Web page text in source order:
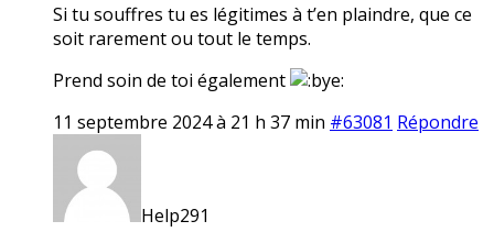
Si tu souffres tu es légitimes à t’en plaindre, que ce
soit rarement ou tout le temps.
Prend soin de toi également
11 septembre 2024 à 21 h 37 min #63081 Répondre
Help291